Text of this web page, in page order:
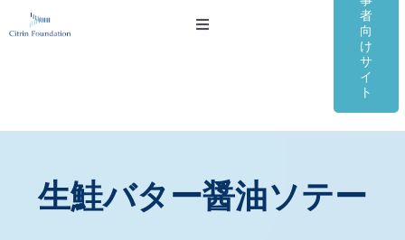
Toggle
オンライン資料
コミュニティ＆サポート
者
向
け
サ
イ
ト
生鮭バター醤油ソテー